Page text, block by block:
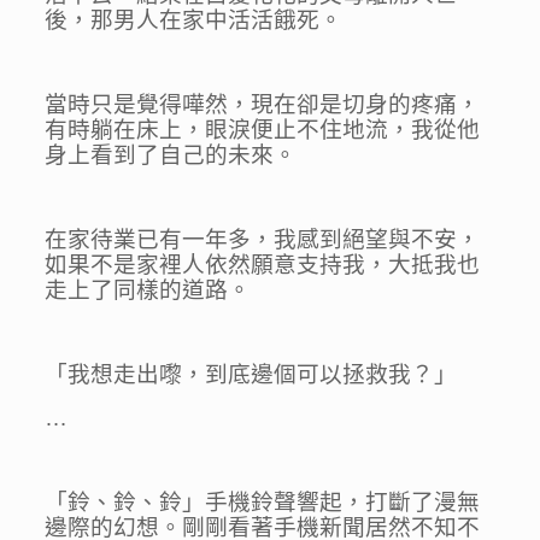
後，那男人在家中活活餓死。
當時只是覺得嘩然，現在卻是切身的疼痛，
有時躺在床上，眼淚便止不住地流，我從他
身上看到了自己的未來。
在家待業已有一年多，我感到絕望與不安，
如果不是家裡人依然願意支持我，大抵我也
走上了同樣的道路。
「我想走出嚟，到底邊個可以拯救我？」
…
「鈴、鈴、鈴」手機鈴聲響起，打斷了漫無
邊際的幻想。剛剛看著手機新聞居然不知不